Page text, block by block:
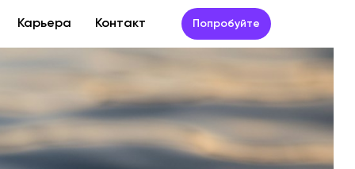
Карьера Контакт Попробуйте